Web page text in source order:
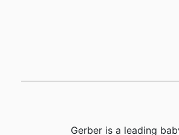
Gerber is a leading